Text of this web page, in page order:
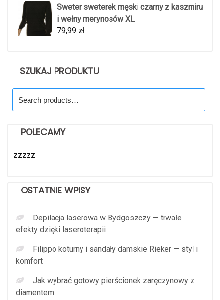
Sweter sweterek męski czarny z kaszmiru
i wełny merynosów XL
79,99 zł
SZUKAJ PRODUKTU
for:
POLECAMY
zzzzz
OSTATNIE WPISY
Depilacja laserowa w Bydgoszczy — trwałe
efekty dzięki laseroterapii
Filippo koturny i sandały damskie Rieker — styl i
komfort
Jak wybrać gotowy pierścionek zaręczynowy z
diamentem